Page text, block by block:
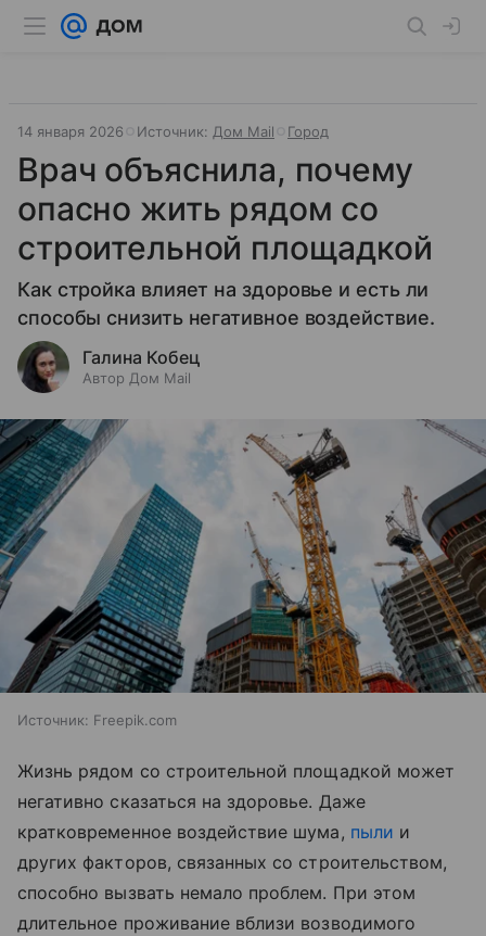
14 января 2026 Источник: Дом Mail Город
Врач объяснила, почему
опасно жить рядом со
строительной площадкой
Как стройка влияет на здоровье и есть ли
способы снизить негативное воздействие.
Галина Кобец
Автор Дом Mail
Источник: Freepik.com
Жизнь рядом со строительной площадкой может
негативно сказаться на здоровье. Даже
кратковременное воздействие шума, пыли и
других факторов, связанных со строительством,
способно вызвать немало проблем. При этом
длительное проживание вблизи возводимого